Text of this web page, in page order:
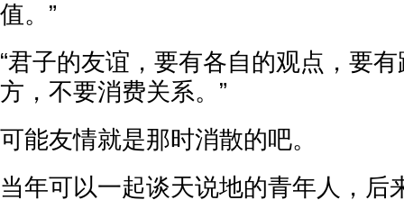
值。”
“君子的友谊，要有各自的观点，要
方，不要消费关系。”
可能友情就是那时消散的吧。
当年可以一起谈天说地的青年人，后